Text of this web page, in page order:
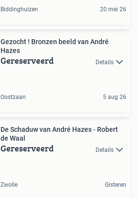
Biddinghuizen 20 mei 26
Gezocht ! Bronzen beeld van André
Hazes
Gereserveerd Details
Oostzaan 5 aug 26
De Schaduw van André Hazes - Robert
de Waal
Gereserveerd Details
Zwolle Gisteren